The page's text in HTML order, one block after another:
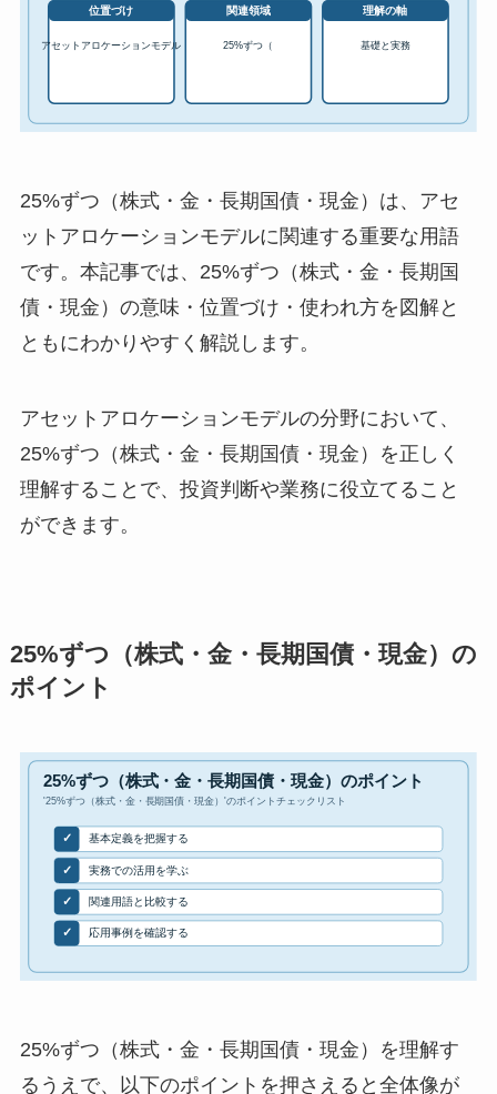
25%ずつ（株式・金・長期国債・現金）は、アセ
ットアロケーションモデルに関連する重要な用語
です。本記事では、25%ずつ（株式・金・長期国
債・現金）の意味・位置づけ・使われ方を図解と
ともにわかりやすく解説します。
アセットアロケーションモデルの分野において、
25%ずつ（株式・金・長期国債・現金）を正しく
理解することで、投資判断や業務に役立てること
ができます。
25%ずつ（株式・金・長期国債・現金）の
ポイント
25%ずつ（株式・金・長期国債・現金）を理解す
るうえで、以下のポイントを押さえると全体像が